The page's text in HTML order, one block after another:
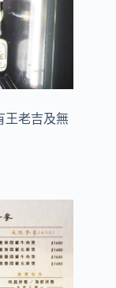
王老吉及無